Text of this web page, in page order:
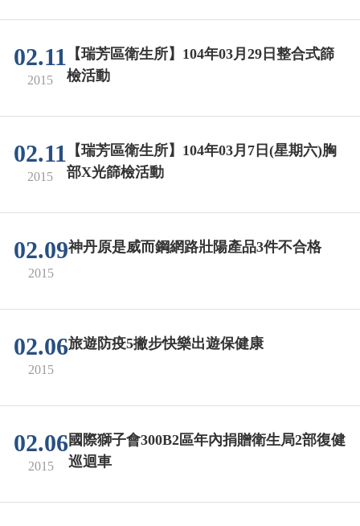
02.11
2015
【瑞芳區衛生所】104年03月29日整合式篩
檢活動
02.11
2015
【瑞芳區衛生所】104年03月7日(星期六)胸
部X光篩檢活動
02.09
2015
神丹原是威而鋼網路壯陽產品3件不合格
02.06
2015
旅遊防疫5撇步快樂出遊保健康
02.06
2015
國際獅子會300B2區年內捐贈衛生局2部復健
巡迴車